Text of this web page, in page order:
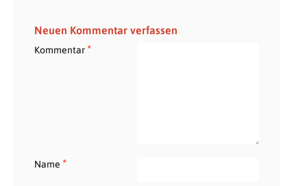
Neuen Kommentar verfassen
Kommentar*
Name *